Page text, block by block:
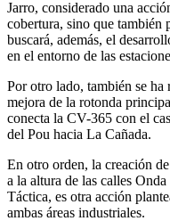
Jarro, considerado una
cobertura, sino que también
buscará, además, el
en el entorno de las
Por otro lado, también se ha
mejora de la rotonda
conecta la CV-365 con el
del Pou hacia La Cañada.
En otro orden, la creación
a la altura de las calles
Táctica, es otra acción
ambas áreas industriales.